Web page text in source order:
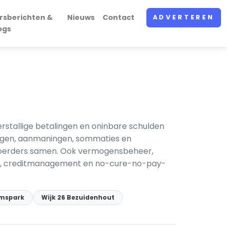
&
Nieuws Contact ADVERTEREN
betalingen en oninbare schulden
aanmaningen, sommaties en
samen. Ook vermogensbeheer,
creditmanagement en no-cure-no-pay-
Wijk 26 Bezuidenhout